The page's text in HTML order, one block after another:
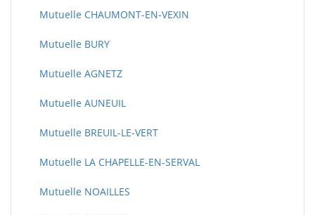
Mutuelle CHAUMONT-EN-VEXIN
Mutuelle BURY
Mutuelle AGNETZ
Mutuelle AUNEUIL
Mutuelle BREUIL-LE-VERT
Mutuelle LA CHAPELLE-EN-SERVAL
Mutuelle NOAILLES